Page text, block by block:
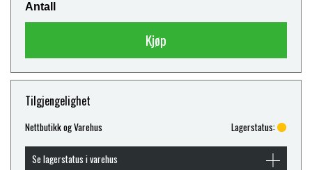
Antall
Kjøp
Tilgjengelighet
Nettbutikk og Varehus Lagerstatus:
Se lagerstatus i varehus